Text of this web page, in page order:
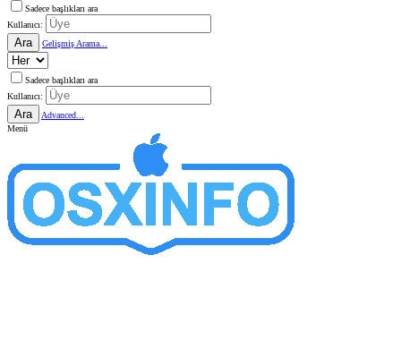
Sadece başlıkları ara
Kullanıcı:
Ara Gelişmiş Arama...
Sadece başlıkları ara
Kullanıcı:
Ara
Advanced...
Menü